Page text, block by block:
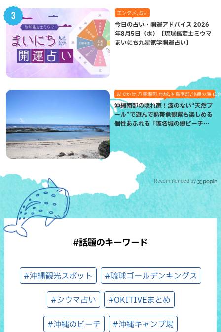
エンタメ,占い
今日の占い・開運アドバイス 2026
年8月5日（水）【琉球鑑定士ミウマ
まいにち九星気学開運占い】
おでかけ,八重瀬町,地域,本島南部,沖縄の海,自
沖縄南部の隠れ家！波のない“天然プ
ール”で遊んで熱帯魚観察も楽しめる
個性あふれる「玻名城の郷ビーチ」
（八重瀬町）
Recommended by
#話題のキーワード
#沖縄観光スポット #琉球ゴールデンキングス
#シウマ占い #OKITIVEまとめ
#沖縄のビーチ #沖縄キャンプ場